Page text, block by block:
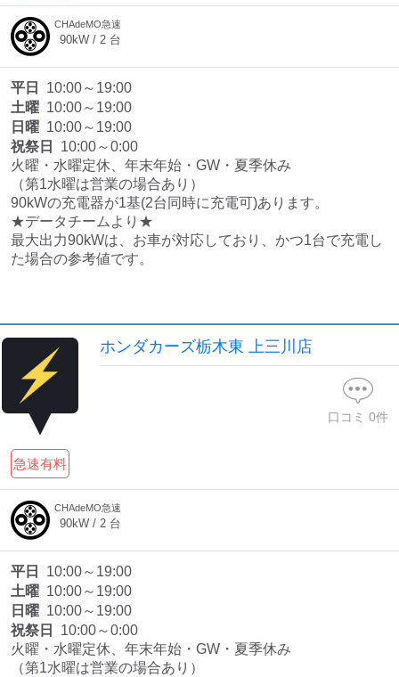
CHAdeMO急速
90kW / 2 台
平日
10:00～19:00
土曜 10:00～19:00
日曜 10:00～19:00
祝祭日
10:00～0:00
火曜・水曜定休、年末年始・GW・夏季休み
（第1水曜は営業の場合あり）
90kWの充電器が1基(2台同時に充電可)あります。
★データチームより★
最大出力90kWは、お車が対応しており、かつ1台で充電し
た場合の参考値です。
ホンダカーズ栃木東 上三川店
急速有料
口コミ 0件
CHAdeMO急速
90kW / 2 台
平日
10:00～19:00
土曜 10:00～19:00
日曜 10:00～19:00
祝祭日
10:00～0:00
火曜・水曜定休、年末年始・GW・夏季休み
（第1水曜は営業の場合あり）